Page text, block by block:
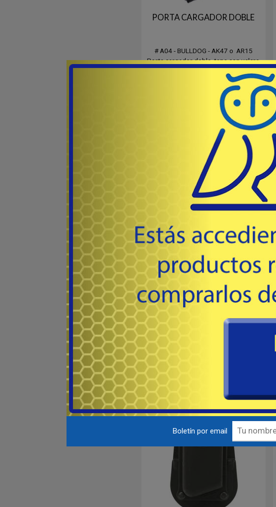
PORTA CARGADOR DOBLE
# A04 - BULLDOG - AK47 o AR15
Porta cargador doble, tapa con velcro
Comprar
PORTA CARGADOR SIMPLE
# 4500 - FOBUS HOLSTER
Porta cargadore monofilar de paleta.
Destacado
Boletín por email